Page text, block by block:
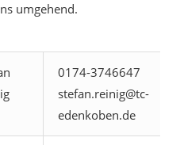
umgehend.
0174-3746647
stefan.reinig@tc-
edenkoben.de